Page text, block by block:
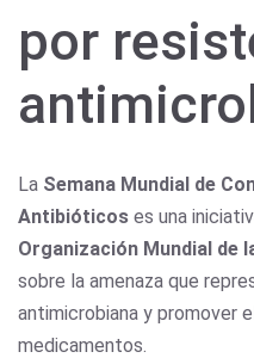
por
La Semana Mundial de
Antibióticos es una
Organización Mundial de
sobre la amenaza que
antimicrobiana y promover
medicamentos.